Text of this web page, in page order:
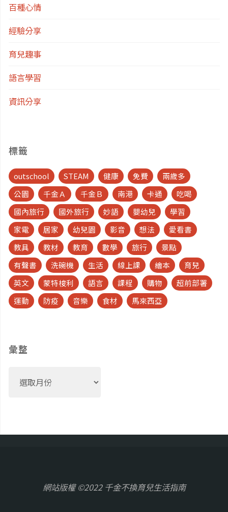
百種心情
經驗分享
育兒趣事
語言學習
資訊分享
標籤
outschool STEAM 健康 免費
兩歲多
公園
千金Ａ 千金Ｂ 南港 卡通
吃喝
國內旅行
國外旅行 妙語 嬰幼兒
學習
家電
居家 幼兒園 影音 想法
愛看書
教具
教材 教育 數學 旅行
景點
有聲書
洗碗機 生活 線上課 繪本
育兒
英文
蒙特梭利 語言 課程 購物
超前部署
運動
防疫 音樂 食材 馬來西亞
彙整
網站版權 ©2022 千金不換育兒生活指南